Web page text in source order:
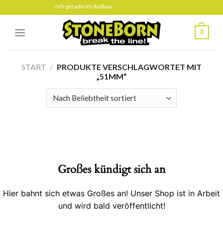
to
content
Seite befindet sich gerade im Aufbau
0
START / PRODUKTE VERSCHLAGWORTET MIT
„51MM“
Großes kündigt sich an
Hier bahnt sich etwas Großes an! Unser Shop ist in Arbeit
und wird bald veröffentlicht!